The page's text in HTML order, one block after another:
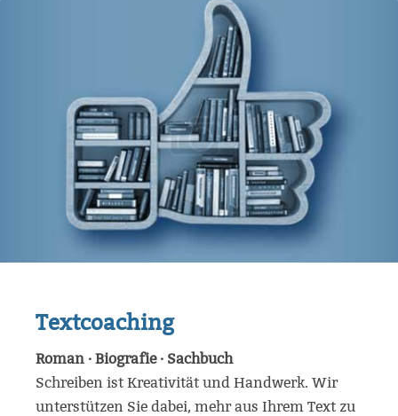
Textcoaching
Roman · Biografie · Sachbuch
Schreiben ist Kreativität und Handwerk. Wir
unterstützen Sie dabei, mehr aus Ihrem Text zu